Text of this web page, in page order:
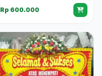
Rp 600.000